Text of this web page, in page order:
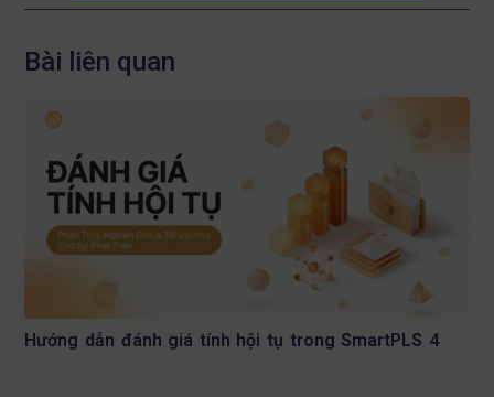
Bài liên quan
Hướng dẫn đánh giá tính hội tụ trong SmartPLS 4